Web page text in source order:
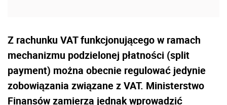
Z rachunku VAT funkcjonującego w ramach
mechanizmu podzielonej płatności (split
payment) można obecnie regulować jedynie
zobowiązania związane z VAT. Ministerstwo
Finansów zamierza jednak wprowadzić